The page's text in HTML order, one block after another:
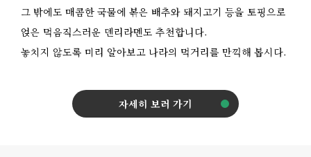
그 밖에도 매콤한 국물에 볶은 배추와 돼지고기 등을 토핑으로
얹은 먹음직스러운 덴리라멘도 추천합니다.
놓치지 않도록 미리 알아보고 나라의 먹거리를 만끽해 봅시다.
자세히 보러 가기